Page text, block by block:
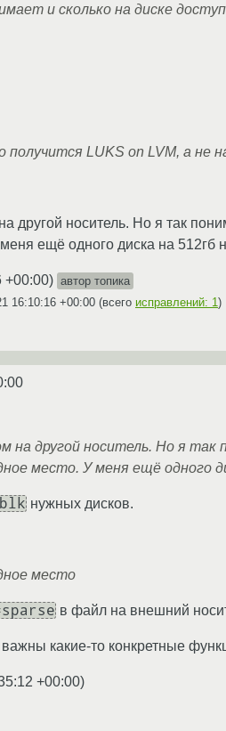
и сколько на диске
получится LUKS on LVM, а не
другой носитель. Но я так
ещё одного диска на 512гб
+00:00) автор топика
16:10:16 +00:00 (всего исправлений: 1 )
на другой носитель. Но я
место. У меня ещё одного
нужных дисков.
место
в файл на внешний
какие-то конкретные
+00:00)